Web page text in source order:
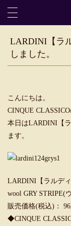
LARDINI【ラ
しました。
こんにちは。
CINQUE
本日はLARDINI【
ます。
LARDINI【ラルデ
wool GRY STRIPE(
販売価格(税込)：
◆CINQUE